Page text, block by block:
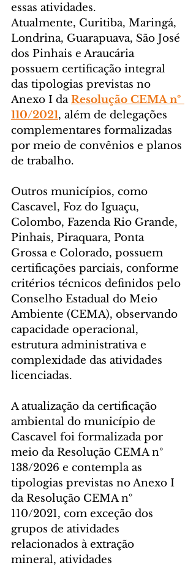
essas atividades.
Atualmente, Curitiba, Maringá,
Londrina, Guarapuava, São José
dos Pinhais e Araucária
possuem certificação integral
das tipologias previstas no
Anexo I da Resolução CEMA nº
110/2021, além de delegações
complementares formalizadas
por meio de convênios e planos
de trabalho.
Outros municípios, como
Cascavel, Foz do Iguaçu,
Colombo, Fazenda Rio Grande,
Pinhais, Piraquara, Ponta
Grossa e Colorado, possuem
certificações parciais, conforme
critérios técnicos definidos pelo
Conselho Estadual do Meio
Ambiente (CEMA), observando
capacidade operacional,
estrutura administrativa e
complexidade das atividades
licenciadas.
A atualização da certificação
ambiental do município de
Cascavel foi formalizada por
meio da Resolução CEMA nº
138/2026 e contempla as
tipologias previstas no Anexo I
da Resolução CEMA nº
110/2021, com exceção dos
grupos de atividades
relacionados à extração
mineral, atividades